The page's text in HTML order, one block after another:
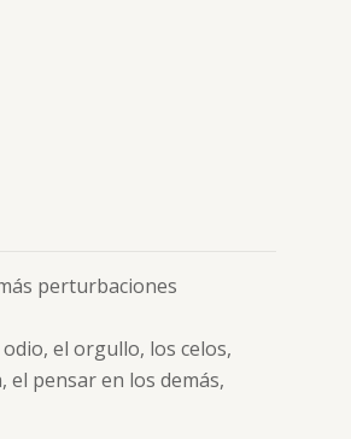
perturbaciones
el orgullo, los celos,
el pensar en los demás,